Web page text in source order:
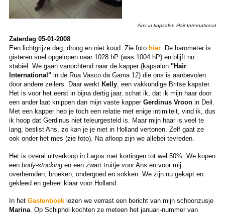
Ans in kapsalon Hair International
Zaterdag 05-01-2008
Een lichtgrijze dag, droog en niet koud. Zie foto hier. De barometer is
gisteren snel opgelopen naar 1028 hP (was 1004 hP) en blijft nu
stabiel. We gaan vanochtend naar de kapper (kapsalon "Hair
International"in de Rua Vasco da Gama 12) die ons is aanbevolen
door andere zeilers. Daar werktKelly, een vakkundige Britse kapster.
Het is voor het eerst in bijna dertig jaar, schat ik, dat ik mijn haar door
een ander laat knippen dan mijn vaste kapper Gerdinus Vroonin Deil.
Met een kapper heb je toch een relatie met enige intimiteit, vind ik, dus
ik hoop dat Gerdinus niet teleurgesteld is. Maar mijn haar is veel te
lang, beslist Ans, zo kan je je niet in Holland vertonen. Zelf gaat ze
ook onder het mes (zie foto). Na afloop zijn we allebei tevreden.
Het is overal uitverkoop in Lagos met kortingen tot wel 50%. We kopen
een body-stockingen een zwart truitje voor Ans en voor mij
overhemden, broeken, ondergoed en sokken. We zijn nu gekapt en
gekleed en geheel klaar voor Holland.
In het Gastenboeklezen we verrast een bericht van mijn schoonzusje
Marina. Op Schiphol kochten ze meteen het januari-nummer van